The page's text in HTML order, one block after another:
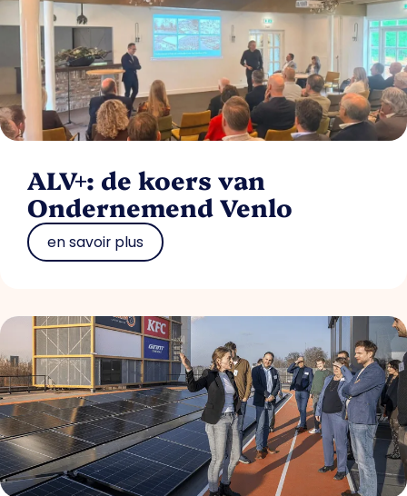
ALV+: de koers van
Ondernemend Venlo
en savoir plus